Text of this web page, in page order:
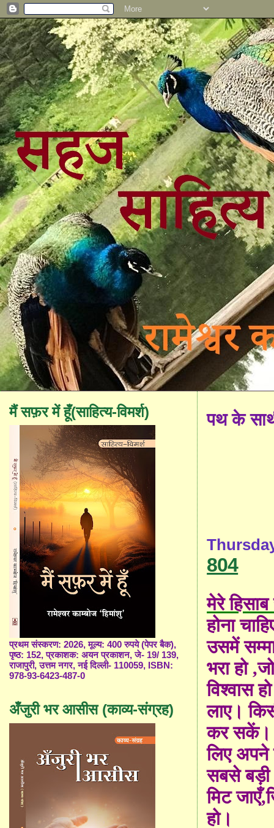
पथ के
804
मेरे
होना
उसमें
भरा हो ,
विश्वास
लाए।
कर सकें।
लिए अपने
सबसे
मिट जाएँ,
हो।
मैं सफ़र में हूँ(साहित्य-विमर्श)
प्रथम संस्करण: 2026, मूल्य: 400 रुपये (पेपर बैक),
पृष्ठ: 152, प्रकाशक: अयन प्रकाशन, जे- 19/ 139,
राजापुरी, उत्तम नगर, नई दिल्ली- 110059, ISBN:
978-93-6423-487-0
अँजुरी भर आसीस (काव्य-संग्रह)